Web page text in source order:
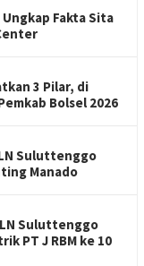
Fakta Sita
3 Pilar, di
Bolsel 2026
Suluttenggo
Manado
Suluttenggo
PT J RBM ke 10